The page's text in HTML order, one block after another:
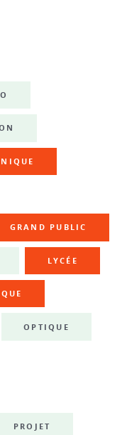
GRAND PUBLIC
LYCÉE
OPTIQUE
PROJET